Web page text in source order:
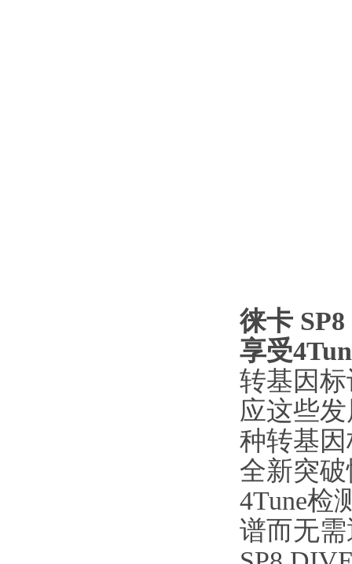
徕卡
享受
转基因
应这些
种转基
全新突
4Tune检
谱而无